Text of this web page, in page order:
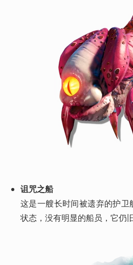
诅咒之船
这是一艘长时间被遗弃的护
状态，没有明显的船员，它仍